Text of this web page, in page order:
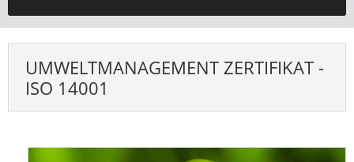
UMWELTMANAGEMENT ZERTIFIKAT -
ISO 14001